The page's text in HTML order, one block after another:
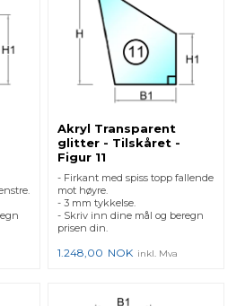
Akryl Transparent
glitter - Tilskåret -
Figur 11
- Firkant med spiss topp fallende
mot høyre.
- 3 mm tykkelse.
- Skriv inn dine mål og beregn
prisen din.
1.248,00 NOK inkl. Mva